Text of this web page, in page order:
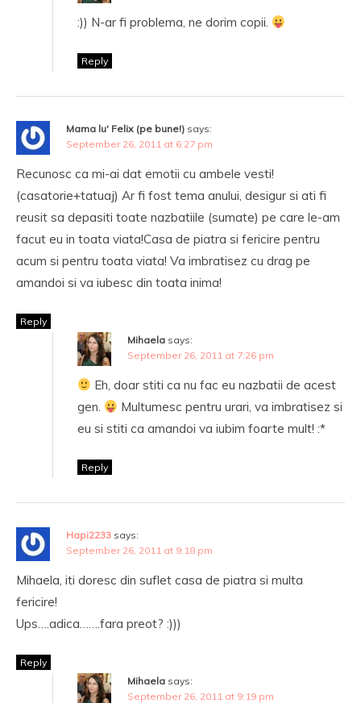
:)) N-ar fi problema, ne dorim copii.
Reply
Mama lu' Felix (pe bune!) says:
September 26, 2011 at 6:27 pm
Recunosc ca mi-ai dat emotii cu ambele vesti!
(casatorie+tatuaj) Ar fi fost tema anului, desigur si ati fi
reusit sa depasiti toate nazbatiile (sumate) pe care le-am
facut eu in toata viata!Casa de piatra si fericire pentru
acum si pentru toata viata! Va imbratisez cu drag pe
amandoi si va iubesc din toata inima!
Reply
Mihaela says:
September 26, 2011 at 7:26 pm
Eh, doar stiti ca nu fac eu nazbatii de acest
gen.
Multumesc pentru urari, va imbratisez si
eu si stiti ca amandoi va iubim foarte mult! :*
Reply
Hapi2233 says:
September 26, 2011 at 9:18 pm
Mihaela, iti doresc din suflet casa de piatra si multa
fericire!
Ups….adica…….fara preot? :)))
Reply
Mihaela says:
September 26, 2011 at 9:19 pm